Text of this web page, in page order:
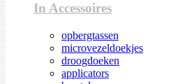
In Accessoires
opbergtassen
microvezeldoekjes
droogdoeken
applicators